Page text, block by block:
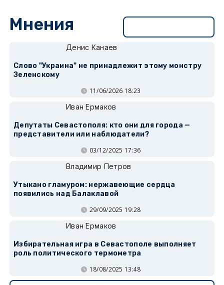
Мнения
Денис Канаев
Слово "Украина" не принадлежит этому монстру
Зеленскому
11/06/2026 18:23
Иван Ермаков
Депутаты Севастополя: кто они для города —
представители или наблюдатели?
03/12/2025 17:36
Владимир Петров
Утыкано гламуром: нержавеющие сердца
появились над Балаклавой
29/09/2025 19:28
Иван Ермаков
Избирательная игра в Севастополе выполняет
роль политического термометра
18/08/2025 13:48